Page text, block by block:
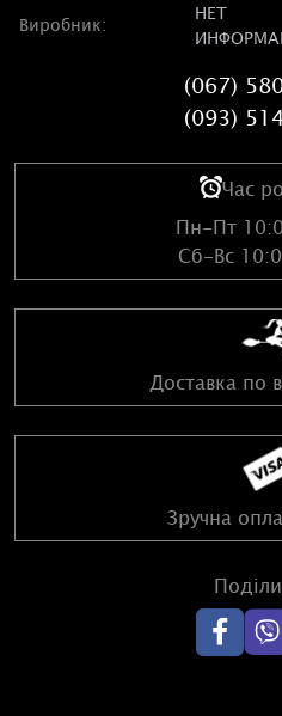
Виробник:
НЕТ
(067)
(093)
Час
Пн-Пт
Сб-Вс
Доставка по
Зручна